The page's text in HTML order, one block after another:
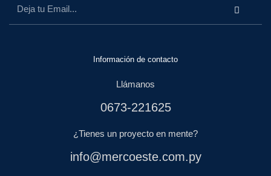
Información de contacto
Llámanos
0673-221625
¿Tienes un proyecto en mente?
info@mercoeste.com.py